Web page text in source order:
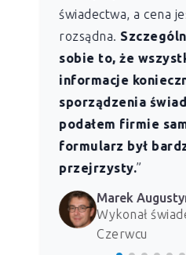
świadectwa, a cena
rozsądna.
sobie to, że
informacje
sporządzenia
podałem firmie
formularz był
przejrzysty.”
Marek
Wykonał
Czerwcu